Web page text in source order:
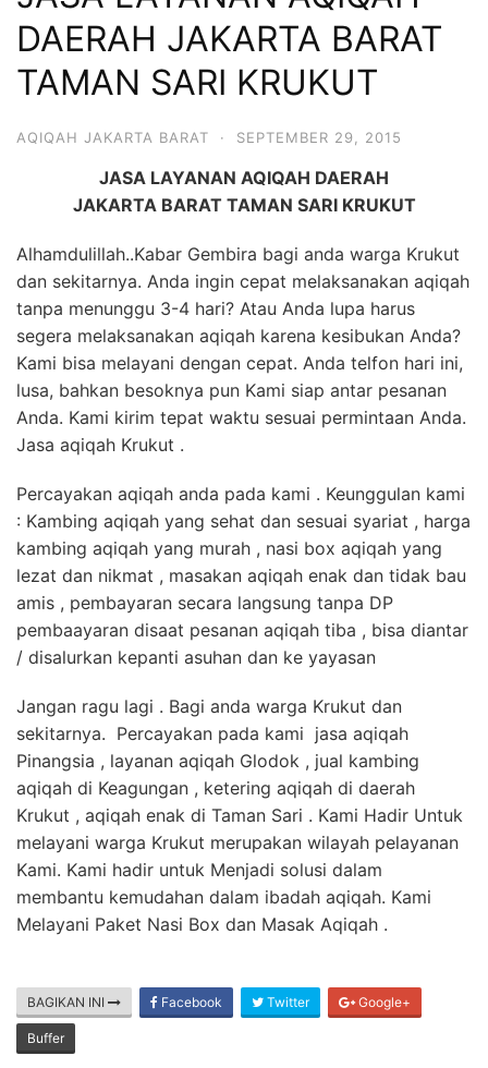
6713
DAERAH JAKARTA BARAT
TAMAN SARI KRUKUT
AQIQAH JAKARTA BARAT · SEPTEMBER 29, 2015
JASA LAYANAN AQIQAH DAERAH
JAKARTA BARAT TAMAN SARI KRUKUT
Alhamdulillah..Kabar Gembira bagi anda warga Krukut
dan sekitarnya. Anda ingin cepat melaksanakan aqiqah
tanpa menunggu 3-4 hari? Atau Anda lupa harus
segera melaksanakan aqiqah karena kesibukan Anda?
Kami bisa melayani dengan cepat. Anda telfon hari ini,
lusa, bahkan besoknya pun Kami siap antar pesanan
Anda. Kami kirim tepat waktu sesuai permintaan Anda.
Jasa aqiqah Krukut .
Percayakan aqiqah anda pada kami . Keunggulan kami
: Kambing aqiqah yang sehat dan sesuai syariat , harga
kambing aqiqah yang murah , nasi box aqiqah yang
lezat dan nikmat , masakan aqiqah enak dan tidak bau
amis , pembayaran secara langsung tanpa DP
pembaayaran disaat pesanan aqiqah tiba , bisa diantar
/ disalurkan kepanti asuhan dan ke yayasan
Jangan ragu lagi . Bagi anda warga Krukut dan
sekitarnya. Percayakan pada kami jasa aqiqah
Pinangsia , layanan aqiqah Glodok , jual kambing
aqiqah di Keagungan , ketering aqiqah di daerah
Krukut , aqiqah enak di Taman Sari . Kami Hadir Untuk
melayani warga Krukut merupakan wilayah pelayanan
Kami. Kami hadir untuk Menjadi solusi dalam
membantu kemudahan dalam ibadah aqiqah. Kami
Melayani Paket Nasi Box dan Masak Aqiqah .
BAGIKAN INI Facebook Twitter Google+
Buffer